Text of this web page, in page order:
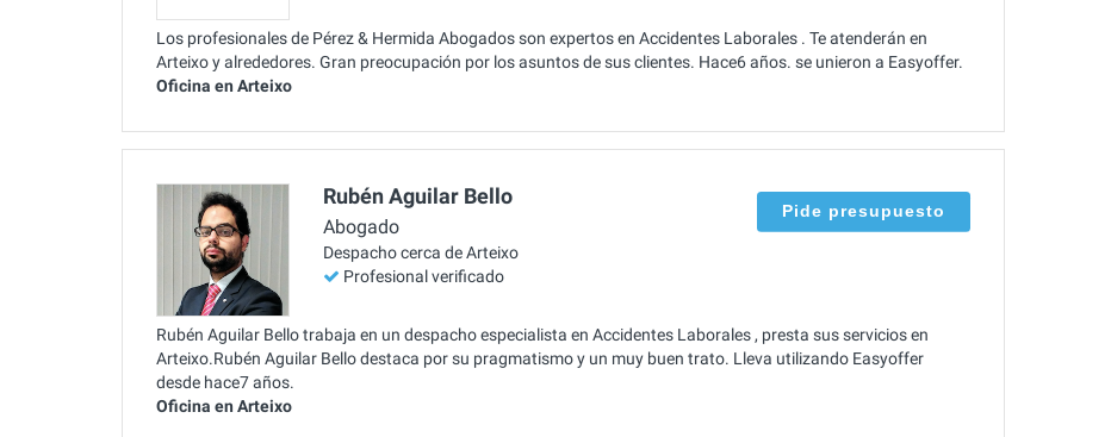
Los profesionales de Pérez & Hermida Abogados son expertos en Accidentes Laborales . Te atenderán en
Arteixo y alrededores. Gran preocupación por los asuntos de sus clientes. Hace6 años. se unieron a Easyoffer.
Oficina en Arteixo
Rubén Aguilar Bello
Abogado
Despacho cerca de Arteixo
Profesional verificado
Pide presupuesto
Rubén Aguilar Bello trabaja en un despacho especialista en Accidentes Laborales , presta sus servicios en
Arteixo.Rubén Aguilar Bello destaca por su pragmatismo y un muy buen trato. Lleva utilizando Easyoffer
desde hace7 años.
Oficina en Arteixo